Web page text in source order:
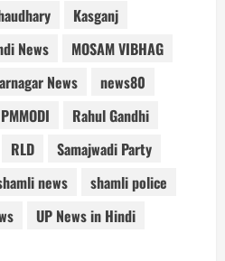
Kasganj
News
MOSAM VIBHAG
News
news80
PMMODI
Rahul Gandhi
RLD
Samajwadi Party
news
shamli police
UP News in Hindi